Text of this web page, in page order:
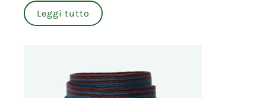
Leggi tutto